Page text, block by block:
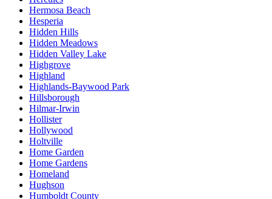
Hermosa Beach
Hesperia
Hidden Hills
Hidden Meadows
Hidden Valley Lake
Highgrove
Highland
Highlands-Baywood Park
Hillsborough
Hilmar-Irwin
Hollister
Hollywood
Holtville
Home Garden
Home Gardens
Homeland
Hughson
Humboldt County